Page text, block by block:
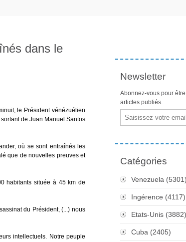
dans le
le Président vénézuélien
de Juan Manuel Santos
où se sont entraînés les
que de nouvelles preuves et
habitants située à 45 km de
du Président, (...) nous
intellectuels. Notre peuple
Newsletter
Abonnez-vous pour
articles publiés.
Email
Catégories
Venezuela (5301)
Ingérence (4117)
Etats-Unis (3882)
Cuba (2405)